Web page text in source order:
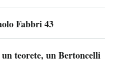
Fabbri 43
teorete, un Bertoncelli